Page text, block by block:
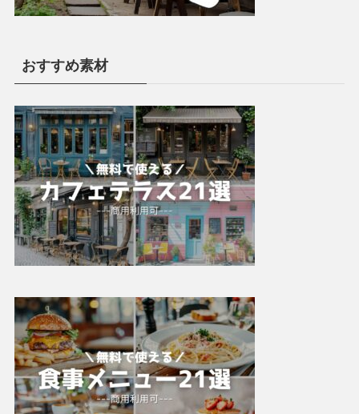
おすすめ素材